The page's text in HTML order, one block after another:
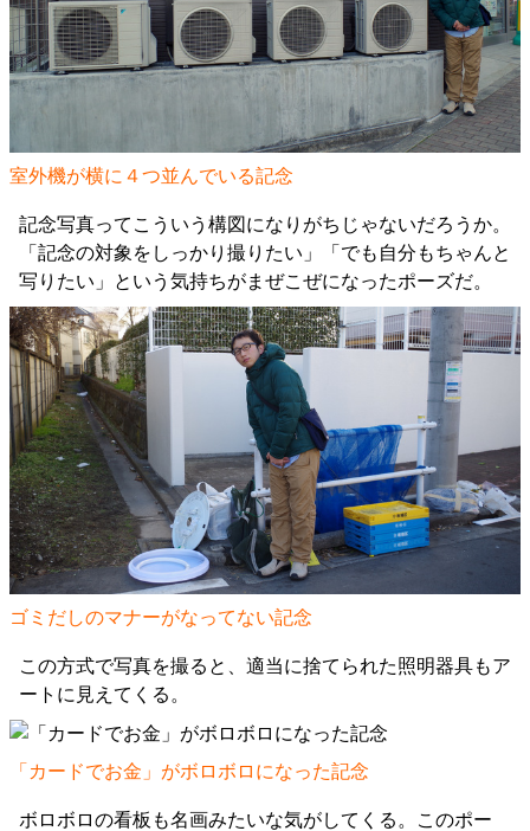
室外機が横に４つ並んでいる記念
記念写真ってこういう構図になりがちじゃないだろうか。
「記念の対象をしっかり撮りたい」「でも自分もちゃんと
写りたい」という気持ちがまぜこぜになったポーズだ。
ゴミだしのマナーがなってない記念
この方式で写真を撮ると、適当に捨てられた照明器具もア
ートに見えてくる。
「カードでお金」がボロボロになった記念
ボロボロの看板も名画みたいな気がしてくる。このポー